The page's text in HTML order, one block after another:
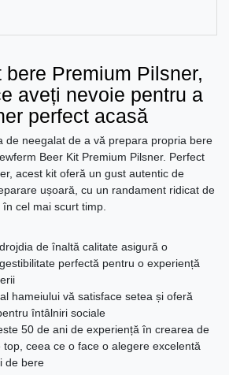
bere Premium Pilsner,
aveți nevoie pentru a
perfect acasă
de neegalat de a vă prepara propria bere
Beer Kit Premium Pilsner. Perfect
acest kit oferă un gust autentic de
ușoară, cu un randament ridicat de
cel mai scurt timp.
de înaltă calitate asigură o
perfectă pentru o experiență
hameiului vă satisface setea și oferă
întâlniri sociale
50 de ani de experiență în crearea de
top, ceea ce o face o alegere excelentă
de bere